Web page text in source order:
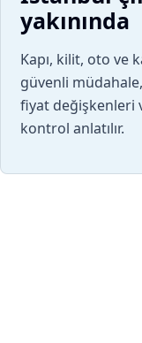
yakınında
Kapı, kilit, oto ve
güvenli
fiyat değişkenleri
kontrol anlatılır.